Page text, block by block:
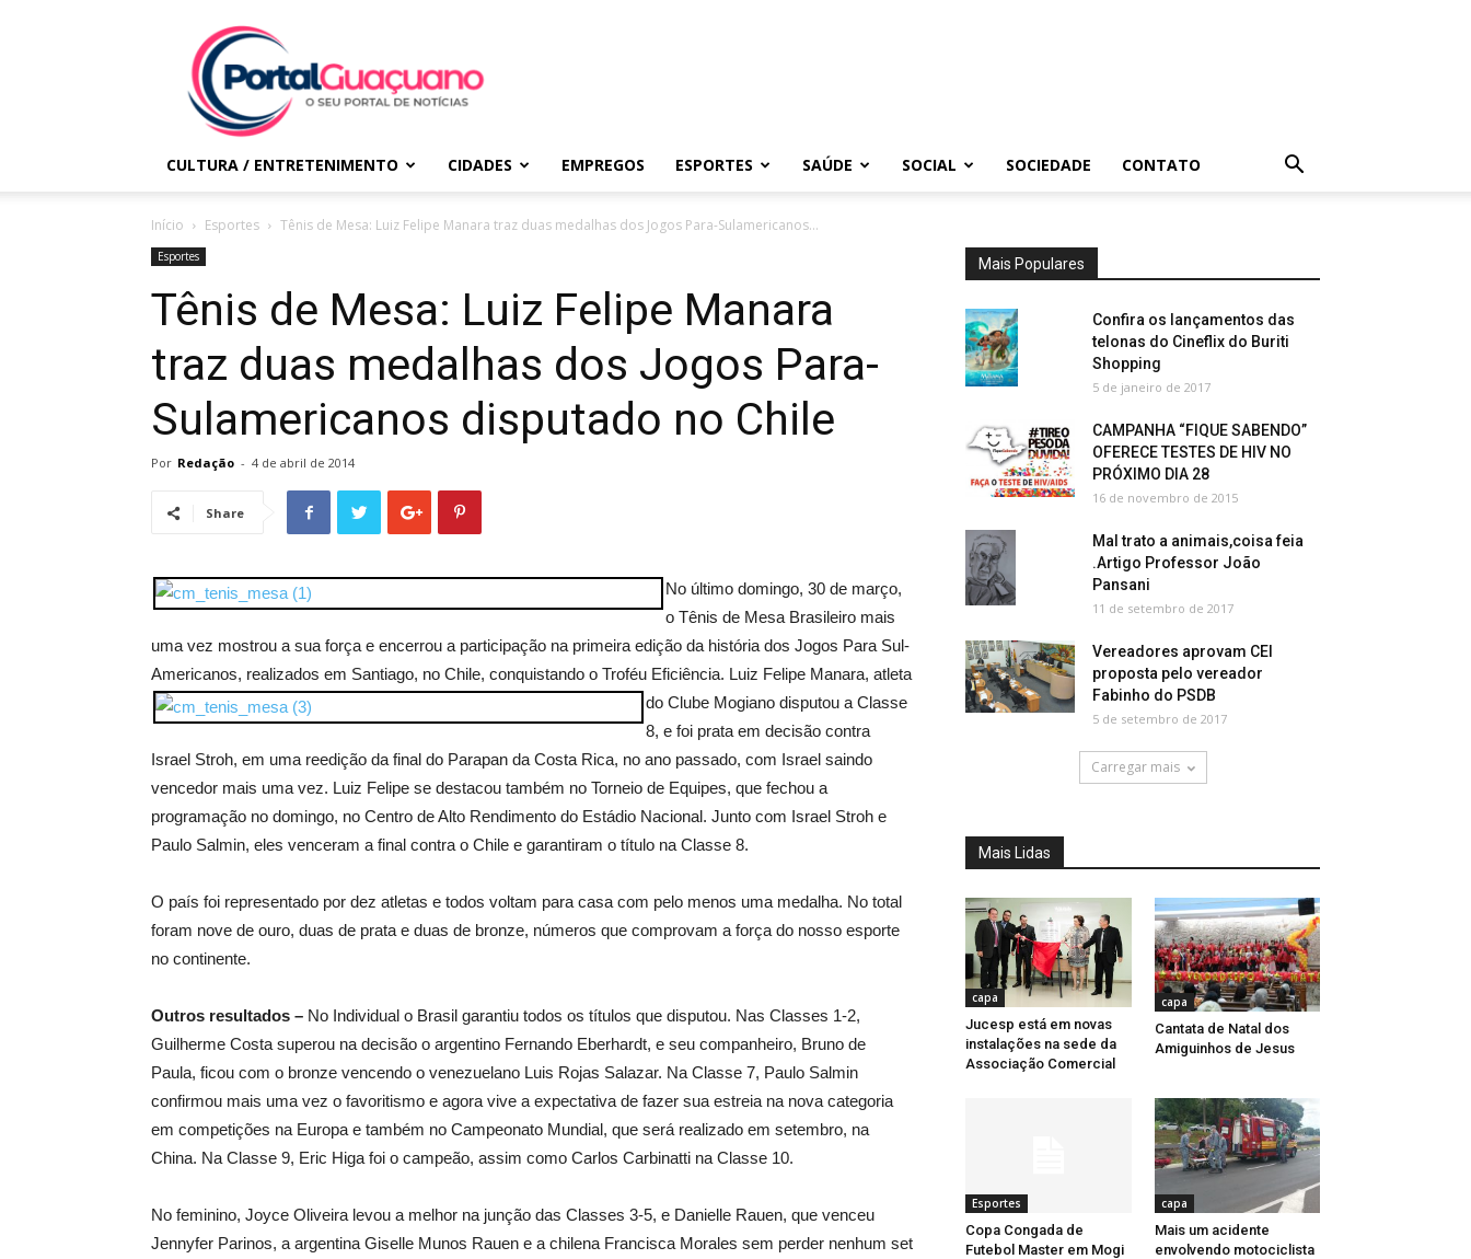
Portal
Guaçuano
CULTURA / ENTRETENIMENTO CIDADES EMPREGOS ESPORTES SAÚDE SOCIAL SOCIEDADE CONTATO
Início Esportes Tênis de Mesa: Luiz Felipe Manara traz duas medalhas dos Jogos Para-Sulamericanos...
Esportes
Tênis de Mesa: Luiz Felipe Manara
traz duas medalhas dos Jogos Para-
Sulamericanos disputado no Chile
Por Redação - 4 de abril de 2014
Share
No último domingo, 30 de março,
o Tênis de Mesa Brasileiro mais
uma vez mostrou a sua força e encerrou a participação na primeira edição da história dos Jogos Para Sul-
Americanos, realizados em Santiago, no Chile, conquistando o Troféu Eficiência. Luiz Felipe Manara, atleta
do Clube Mogiano disputou a Classe
8, e foi prata em decisão contra
Israel Stroh, em uma reedição da final do Parapan da Costa Rica, no ano passado, com Israel saindo
vencedor mais uma vez. Luiz Felipe se destacou também no Torneio de Equipes, que fechou a
programação no domingo, no Centro de Alto Rendimento do Estádio Nacional. Junto com Israel Stroh e
Paulo Salmin, eles venceram a final contra o Chile e garantiram o título na Classe 8.
O país foi representado por dez atletas e todos voltam para casa com pelo menos uma medalha. No total
foram nove de ouro, duas de prata e duas de bronze, números que comprovam a força do nosso esporte
no continente.
Outros resultados – No Individual o Brasil garantiu todos os títulos que disputou. Nas Classes 1-2,
Guilherme Costa superou na decisão o argentino Fernando Eberhardt, e seu companheiro, Bruno de
Paula, ficou com o bronze vencendo o venezuelano Luis Rojas Salazar. Na Classe 7, Paulo Salmin
confirmou mais uma vez o favoritismo e agora vive a expectativa de fazer sua estreia na nova categoria
em competições na Europa e também no Campeonato Mundial, que será realizado em setembro, na
China. Na Classe 9, Eric Higa foi o campeão, assim como Carlos Carbinatti na Classe 10.
No feminino, Joyce Oliveira levou a melhor na junção das Classes 3-5, e Danielle Rauen, que venceu
Jennyfer Parinos, a argentina Giselle Munos Rauen e a chilena Francisca Morales sem perder nenhum set
Mais Populares
Confira os lançamentos das
telonas do Cineflix do Buriti
Shopping
5 de janeiro de 2017
CAMPANHA “FIQUE SABENDO”
OFERECE TESTES DE HIV NO
PRÓXIMO DIA 28
16 de novembro de 2015
Mal trato a animais,coisa feia
.Artigo Professor João
Pansani
11 de setembro de 2017
Vereadores aprovam CEI
proposta pelo vereador
Fabinho do PSDB
5 de setembro de 2017
Carregar mais
Mais Lidas
capa
Jucesp está em novas
instalações na sede da
Associação Comercial
capa
Cantata de Natal dos
Amiguinhos de Jesus
Esportes
Copa Congada de
Futebol Master em Mogi
capa
Mais um acidente
envolvendo motociclista